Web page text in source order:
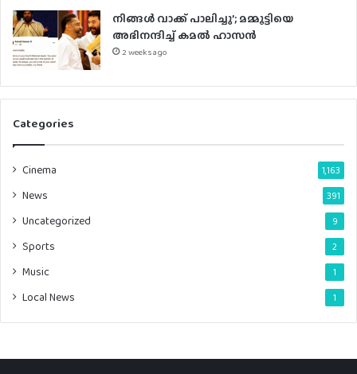
നിങ്ങൾ വാക്ക് പാലിച്ചു’; മമ്മൂട്ടിയെ
അഭിനന്ദിച്ച് കമൽ ഹാസൻ
2 weeks ago
Categories
Cinema 1,163
News 391
Uncategorized 9
Sports 2
Music 1
Local News 1